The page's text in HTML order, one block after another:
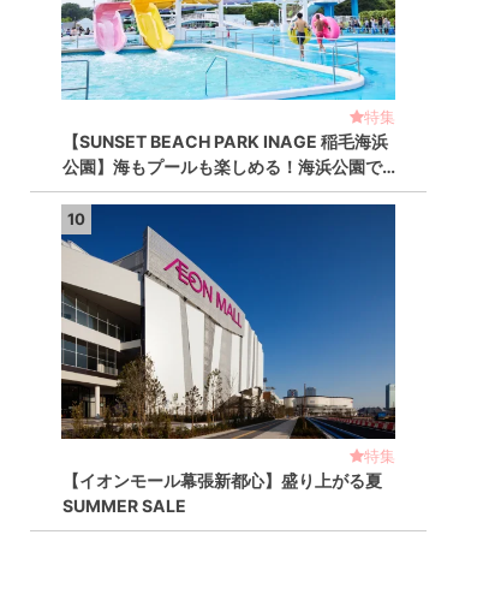
特集
【SUNSET BEACH PARK INAGE 稲毛海浜
公園】海もプールも楽しめる！海浜公園で…
10
特集
【イオンモール幕張新都心】盛り上がる夏
SUMMER SALE